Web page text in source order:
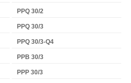
PPQ 30/2
PPQ 30/3
PPQ 30/3-Q4
PPB 30/3
PPP 30/3